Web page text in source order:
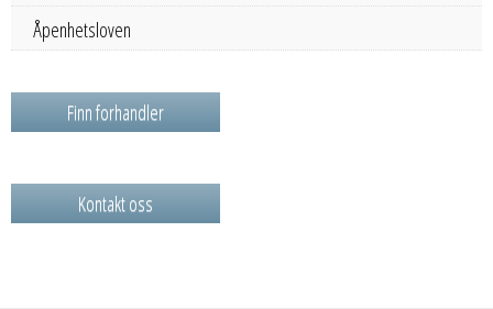
Åpenhetsloven
Finn forhandler
Kontakt oss